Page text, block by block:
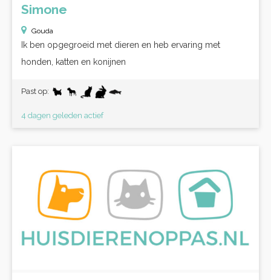
Simone
Gouda
Ik ben opgegroeid met dieren en heb ervaring met
honden, katten en konijnen
Past op:
4 dagen geleden actief